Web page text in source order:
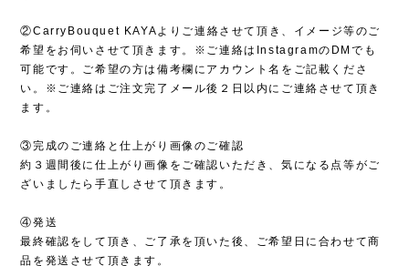
②CarryBouquet KAYAよりご連絡させて頂き、イメージ等のご
希望をお伺いさせて頂きます。※ご連絡はInstagramのDMでも
可能です。ご希望の方は備考欄にアカウント名をご記載くださ
い。※ご連絡はご注文完了メール後２日以内にご連絡させて頂き
ます。
③完成のご連絡と仕上がり画像のご確認
約３週間後に仕上がり画像をご確認いただき、気になる点等がご
ざいましたら手直しさせて頂きます。
④発送
最終確認をして頂き、ご了承を頂いた後、ご希望日に合わせて商
品を発送させて頂きます。